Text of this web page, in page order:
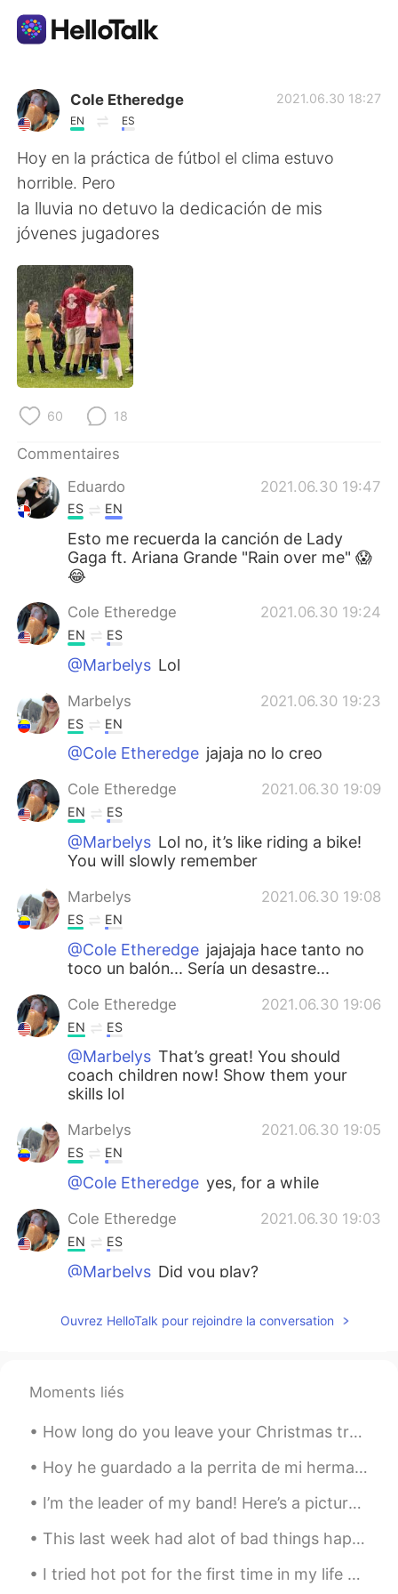
Appli d'échange linguistique
AI Grammar Checker
Français
English
繁體中文
العربية
Русский
Indonesia
Türkçe Tiếng Việt
Português
Cole Etheredge
EN ES
2021.06.30 18:27
Hoy en la práctica de fútbol el clima estuvo
horrible. Pero
la lluvia no detuvo la dedicación de mis
jóvenes jugadores
60 18
Commentaires
Eduardo
2021.06.30 19:47
ES EN
Esto me recuerda la canción de Lady
Gaga ft. Ariana Grande "Rain over me" 😱
😂
Cole Etheredge 2021.06.30 19:24
EN ES
@Marbelys Lol
Marbelys 2021.06.30 19:23
ES EN
@Cole Etheredge jajaja no lo creo
Cole Etheredge 2021.06.30 19:09
EN ES
@Marbelys Lol no, it’s like riding a bike!
You will slowly remember
Marbelys 2021.06.30 19:08
ES EN
@Cole Etheredge jajajaja hace tanto no
toco un balón... Sería un desastre...
Cole Etheredge 2021.06.30 19:06
EN ES
@Marbelys That’s great! You should
coach children now! Show them your
skills lol
Marbelys 2021.06.30 19:05
ES EN
@Cole Etheredge yes, for a while
Cole Etheredge 2021.06.30 19:03
EN ES
@Marbelys Did you play?
ES EN
EN ES
@Belénlol thanks
Belén 2021.06.30 18:48
Ouvrez HelloTalk pour rejoindre la conversation
Moments liés
How long do you leave your Christmas tree up? This year I wasn't feeling very festive, so I am al...
Hoy he guardado a la perrita de mi hermana porque mi hermana está de vacaciones. La perrita se ll...
I’m the leader of my band! Here’s a picture of me. 🎼 My friends say my uniform makes me look lik...
This last week had alot of bad things happen, but tomorrow will be better, well "every evening is...
I tried hot pot for the first time in my life and I absolutely loved it. China next on my bucket ...